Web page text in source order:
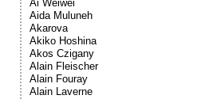
Ai Weiwei
Aida Muluneh
Akarova
Akiko Hoshina
Akos Czigany
Alain Fleischer
Alain Fouray
Alain Laverne